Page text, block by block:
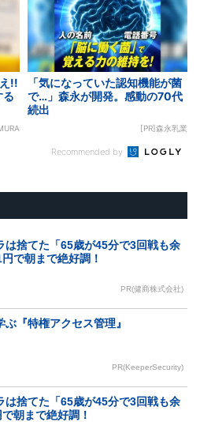
!!
る
「気になっていた認知機能が菌
で…」森永が開発。感動の70代
続出
[PR]森永乳業
Recommended by
は捨てた「65歳が45分で3回戦も余
で朝まで絶好調！
PR(健商株式会社)
ぶ『特権アクセス管理』
PR(KeeperSecurity)
は捨てた「65歳が45分で3回戦も余
朝まで絶好調！